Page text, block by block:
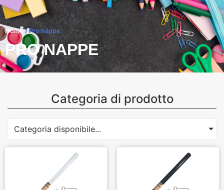
Home/ Pro nappe
PRO NAPPE
Categoria di prodotto
Categoria disponibile...